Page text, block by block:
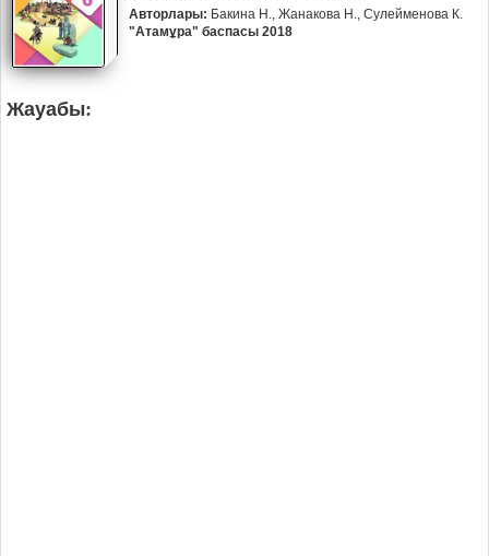
Авторлары: Бакина Н., Жанакова Н., Сулейменова К.
"Атамұра" баспасы 2018
Жауабы: